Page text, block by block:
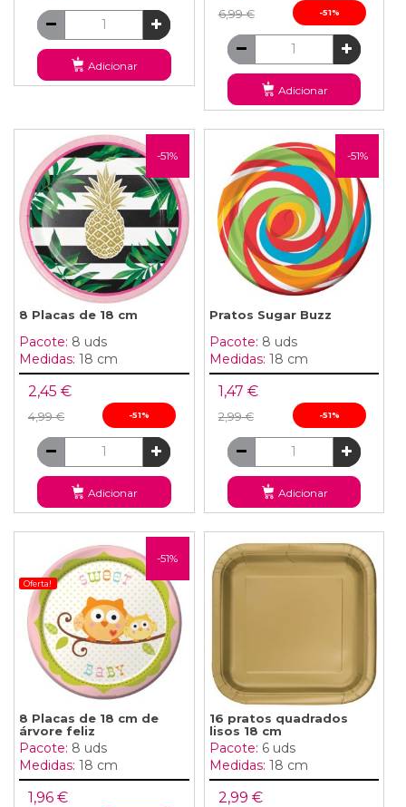
Adicionar
6,99 € -51%
Adicionar
-51%
8 Placas de 18 cm
Pacote: 8 uds
Medidas: 18 cm
2,45 €
4,99 € -51%
Adicionar
-51%
Pratos Sugar Buzz
Pacote: 8 uds
Medidas: 18 cm
1,47 €
2,99 € -51%
Adicionar
-51%
Oferta!
8 Placas de 18 cm de
árvore feliz
Pacote: 8 uds
Medidas: 18 cm
1,96 €
16 pratos quadrados
lisos 18 cm
Pacote: 6 uds
Medidas: 18 cm
2,99 €